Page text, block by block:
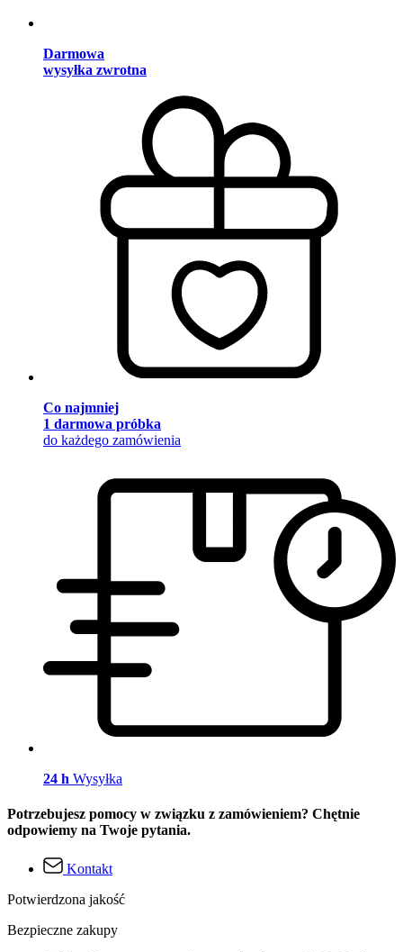
Darmowa
wysyłka zwrotna
Co najmniej
1 darmowa próbka
do każdego zamówienia
24 h Wysyłka
Potrzebujesz pomocy w związku z zamówieniem? Chętnie
odpowiemy na Twoje pytania.
Kontakt
Potwierdzona jakość
Bezpieczne zakupy